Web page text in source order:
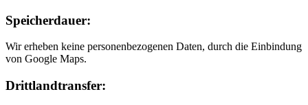
Speicherdauer:
Wir erheben keine personenbezogenen Daten, durch die Einbindung
von Google Maps.
Drittlandtransfer: